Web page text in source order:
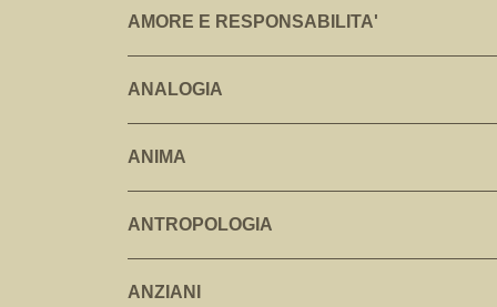
AMORE E RESPONSABILITA'
ANALOGIA
ANIMA
ANTROPOLOGIA
ANZIANI